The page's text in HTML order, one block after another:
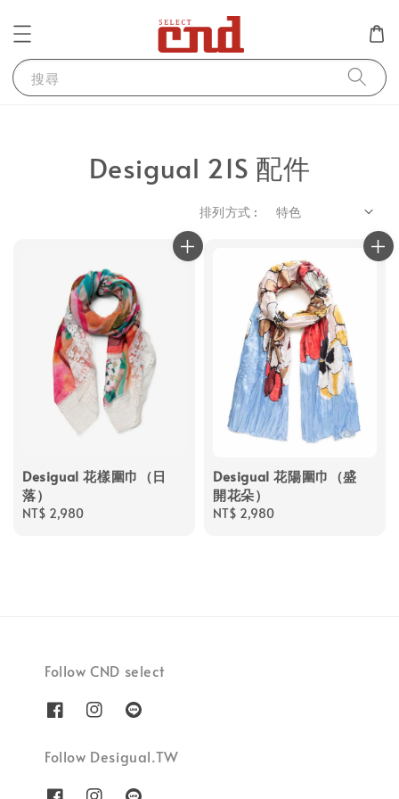
搜尋
Desigual 21S 配件
排列方式 :
Desigual 花樣圍巾（日
落）
Regular
NT$ 2,980
Desigual 花陽圍巾（盛
開花朵）
Regular
NT$ 2,980
Follow CND select
Follow Desigual.TW